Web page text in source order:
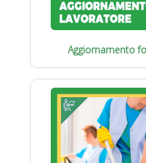
Aggiornamento